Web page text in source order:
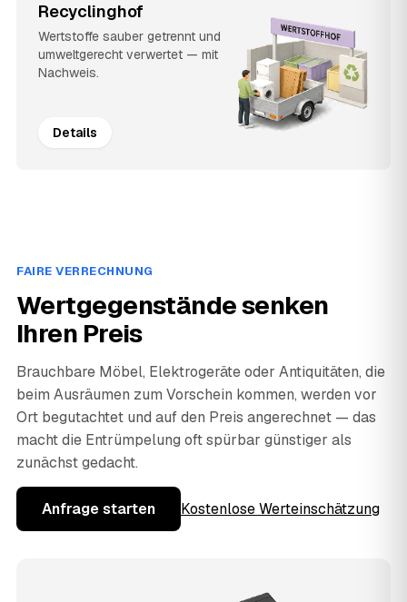
Recyclinghof
Wertstoffe sauber getrennt und
umweltgerecht verwertet — mit
Nachweis.
Details
FAIRE VERRECHNUNG
Wertgegenstände senken
Ihren Preis
Brauchbare Möbel, Elektrogeräte oder Antiquitäten, die
beim Ausräumen zum Vorschein kommen, werden vor
Ort begutachtet und auf den Preis angerechnet — das
macht die Entrümpelung oft spürbar günstiger als
zunächst gedacht.
Anfrage starten Kostenlose Werteinschätzung